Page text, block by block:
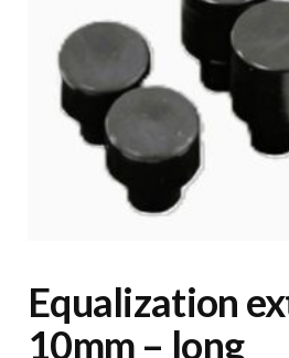
Equalization
10mm – long